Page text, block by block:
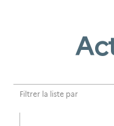
Filtrer la liste par